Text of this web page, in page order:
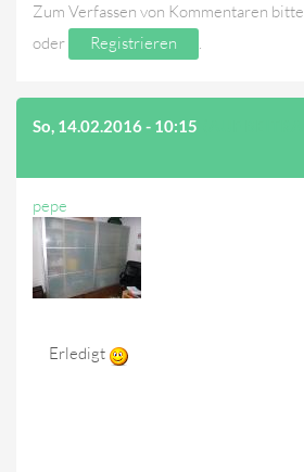
Zum Verfassen von Kommentaren bitte
oder
Registrieren .
So, 14.02.2016 - 10:15
pepe
Erledigt